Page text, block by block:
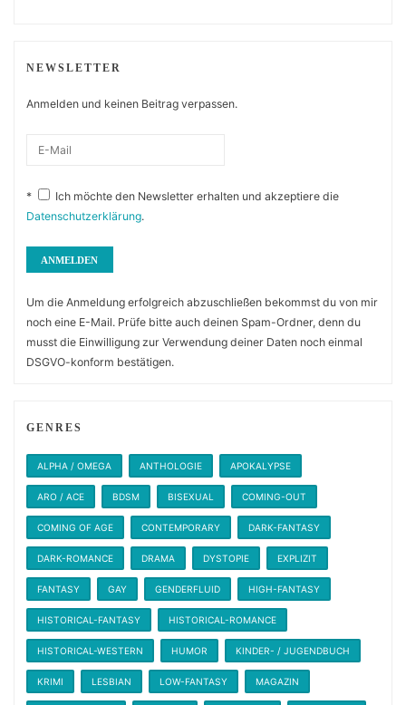
NEWSLETTER
Anmelden und keinen Beitrag verpassen.
*
Ich möchte den Newsletter erhalten und akzeptiere die
Datenschutzerklärung.
Um die Anmeldung erfolgreich abzuschließen bekommst du von mir
noch eine E-Mail. Prüfe bitte auch deinen Spam-Ordner, denn du
musst die Einwilligung zur Verwendung deiner Daten noch einmal
DSGVO-konform bestätigen.
GENRES
ALPHA / OMEGA ANTHOLOGIE APOKALYPSE
ARO / ACE BDSM BISEXUAL COMING-OUT
COMING OF AGE CONTEMPORARY DARK-FANTASY
DARK-ROMANCE DRAMA DYSTOPIE EXPLIZIT
FANTASY GAY GENDERFLUID HIGH-FANTASY
HISTORICAL-FANTASY HISTORICAL-ROMANCE
HISTORICAL-WESTERN HUMOR KINDER- / JUGENDBUCH
KRIMI LESBIAN LOW-FANTASY MAGAZIN